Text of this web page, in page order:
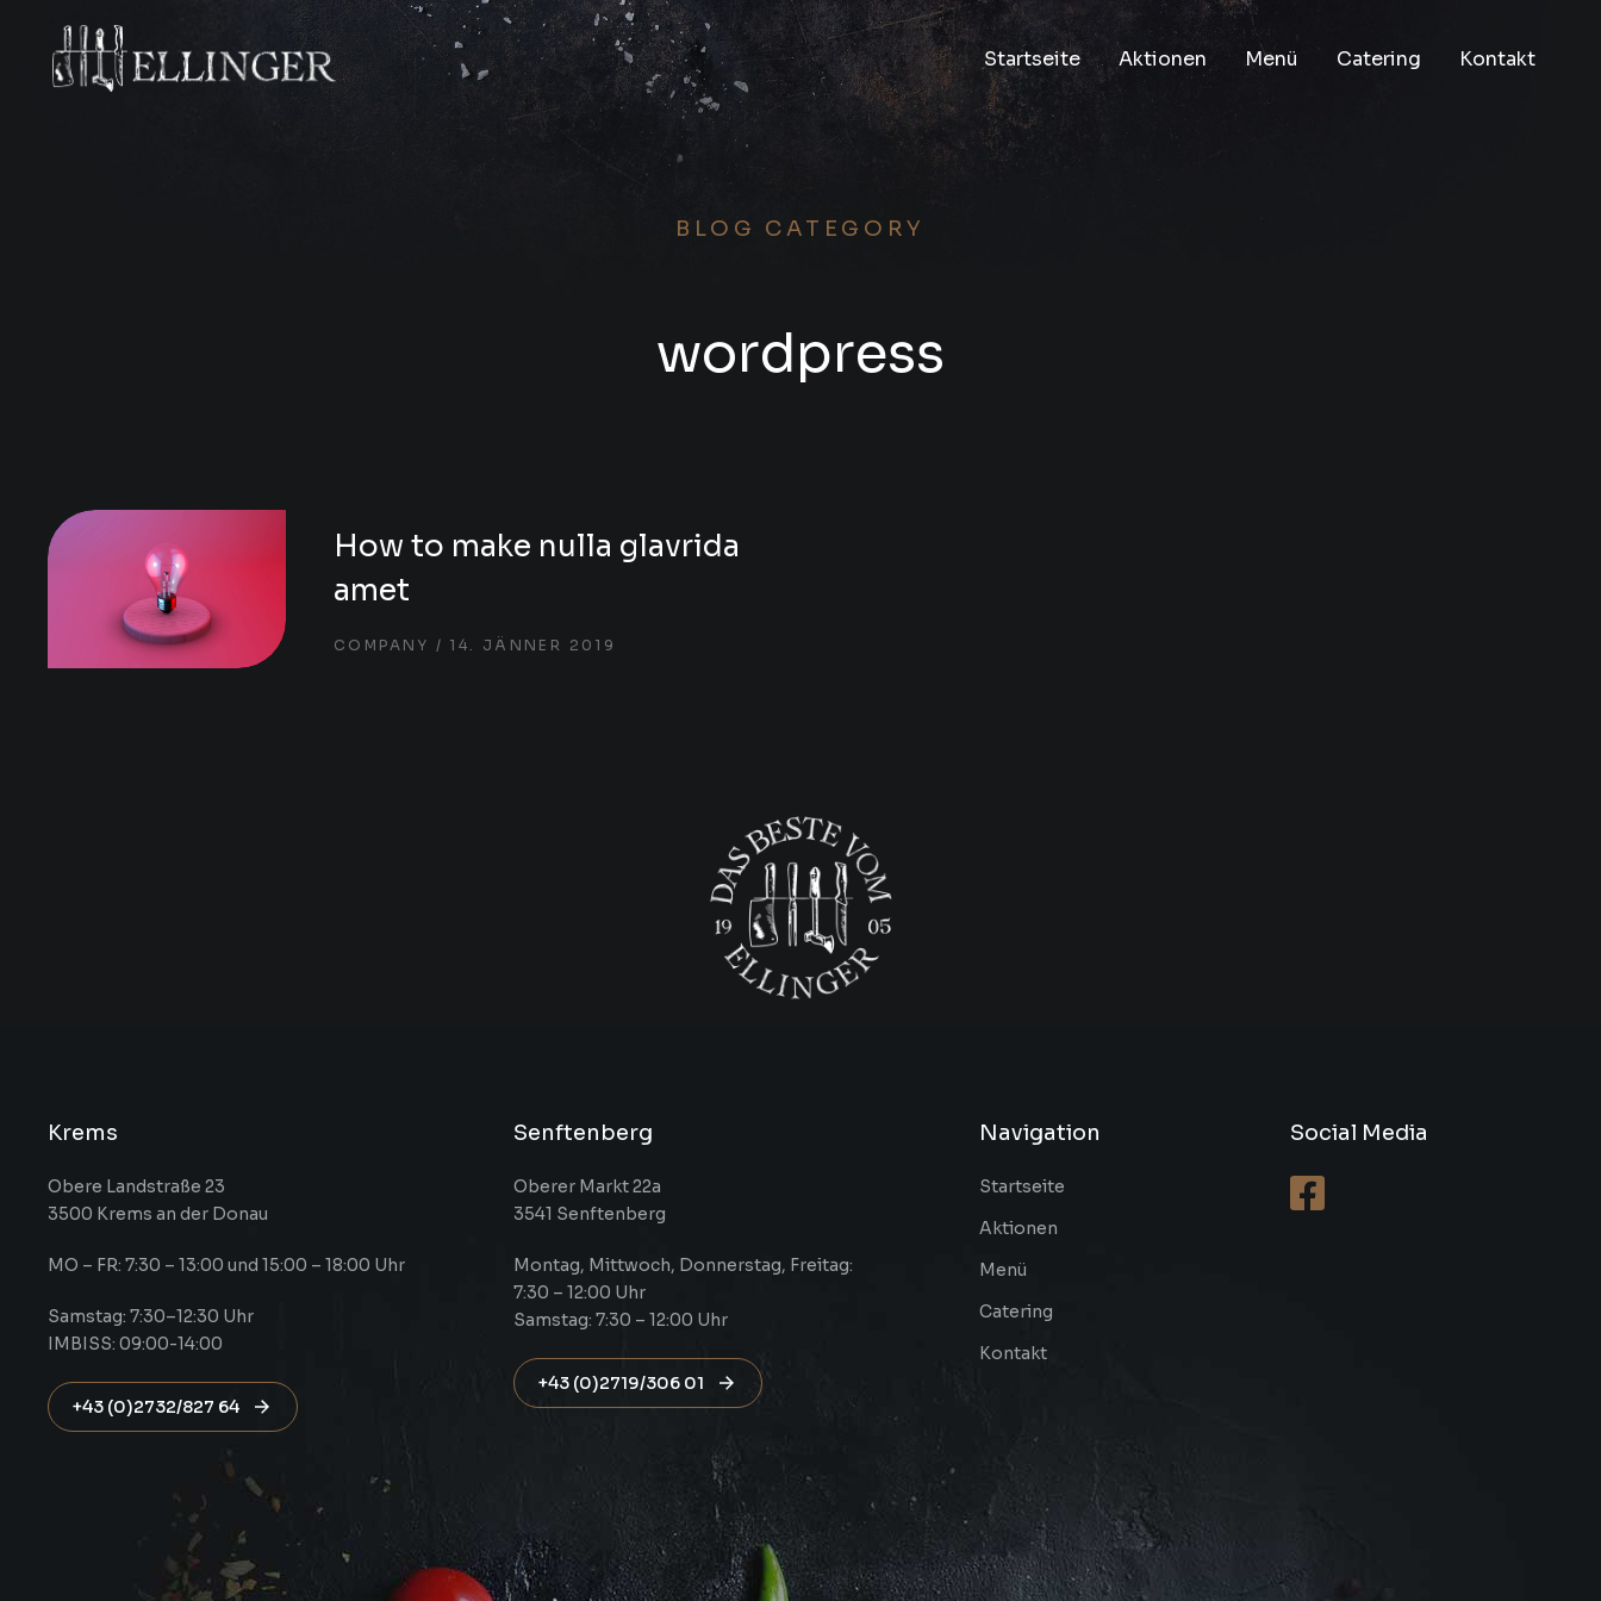
Startseite Aktionen Menü Catering Kontakt
BLOG CATEGORY
wordpress
How to make nulla glavrida
amet
COMPANY 14. JÄNNER 2019
Krems
Obere Landstraße 23
3500 Krems an der Donau
MO – FR: 7:30 – 13:00 und 15:00 – 18:00 Uhr
Samstag: 7:30–12:30 Uhr
IMBISS: 09:00-14:00
+43 (0)2732/827 64
Senftenberg
Oberer Markt 22a
3541 Senftenberg
Montag, Mittwoch, Donnerstag, Freitag:
7:30 – 12:00 Uhr
Samstag: 7:30 – 12:00 Uhr
+43 (0)2719/306 01
Navigation
Startseite
Aktionen
Menü
Catering
Kontakt
Social Media